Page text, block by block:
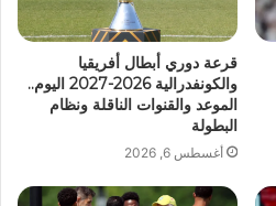
قرعة دوري أبطال أفريقيا
والكونفدرالية 2026-2027 اليوم..
الموعد والقنوات الناقلة ونظام
البطولة
أغسطس 6, 2026